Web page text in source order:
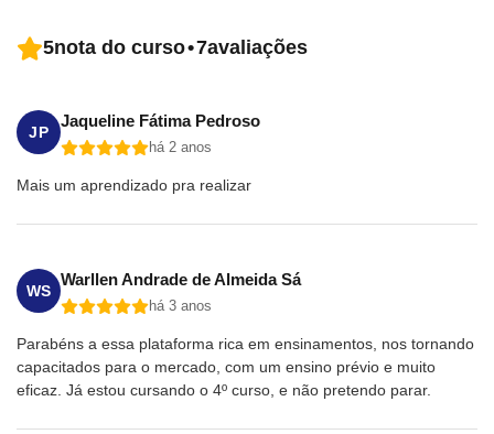
5nota do curso•7avaliações
JP
Jaqueline Fátima Pedroso
há 2 anos
Mais um aprendizado pra realizar
WS
Warllen Andrade de Almeida Sá
há 3 anos
Parabéns a essa plataforma rica em ensinamentos, nos tornando
capacitados para o mercado, com um ensino prévio e muito
eficaz. Já estou cursando o 4º curso, e não pretendo parar.